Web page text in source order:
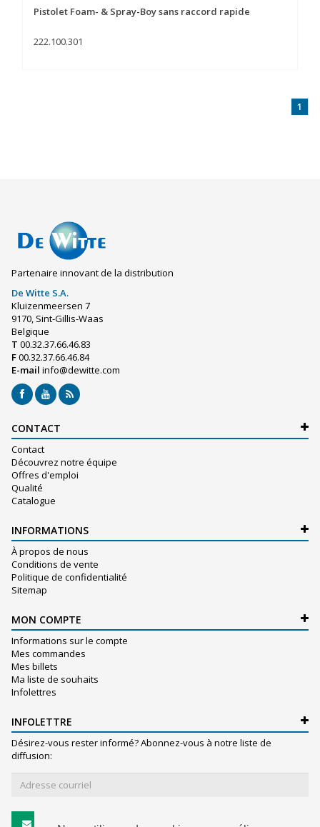
Pistolet Foam- & Spray-Boy sans raccord rapide
222.100.301
1
Partenaire innovant de la distribution
De Witte S.A.
Kluizenmeersen 7
9170, Sint-Gillis-Waas
Belgique
T 00.32.37.66.46.83
F00.32.37.66.46.84
E-mail info@dewitte.com
CONTACT
Contact
Découvrez notre équipe
Offres d'emploi
Qualité
Catalogue
INFORMATIONS
À propos de nous
Conditions de vente
Politique de confidentialité
Sitemap
MON COMPTE
Informations sur le compte
Mes commandes
Mes billets
Ma liste de souhaits
Infolettres
INFOLETTRE
Désirez-vous rester informé? Abonnez-vous à notre liste de
diffusion:
S'abonner